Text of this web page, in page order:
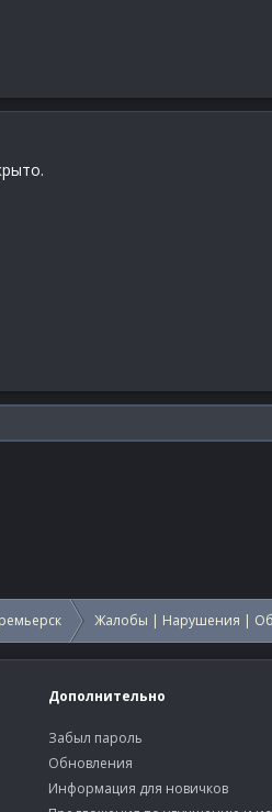
Жалобы | Нарушения |
Дополнительно
Забыл пароль
Обновления
Информация для новичков